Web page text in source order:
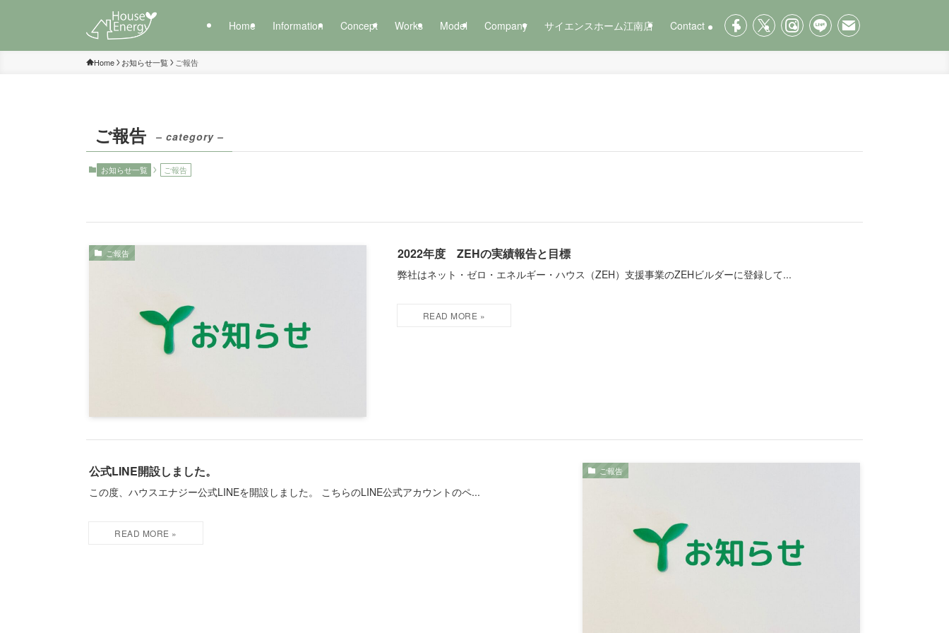
Home Information Concept Works Model Company サイエンスホーム江南店 Contact
Home お知らせ一覧 ご報告
ご報告 – category –
お知らせ一覧 ご報告
ご報告 2022年度 ZEHの実績報告と目標
弊社はネット・ゼロ・エネルギー・ハウス（ZEH）支援事業のZEHビルダーに登録して...
ご報告
公式LINE開設しました。
この度、ハウスエナジー公式LINEを開設しました。 こちらのLINE公式アカウントのペ...